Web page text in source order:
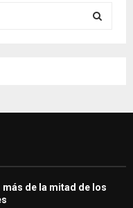
H
más de la mitad de los